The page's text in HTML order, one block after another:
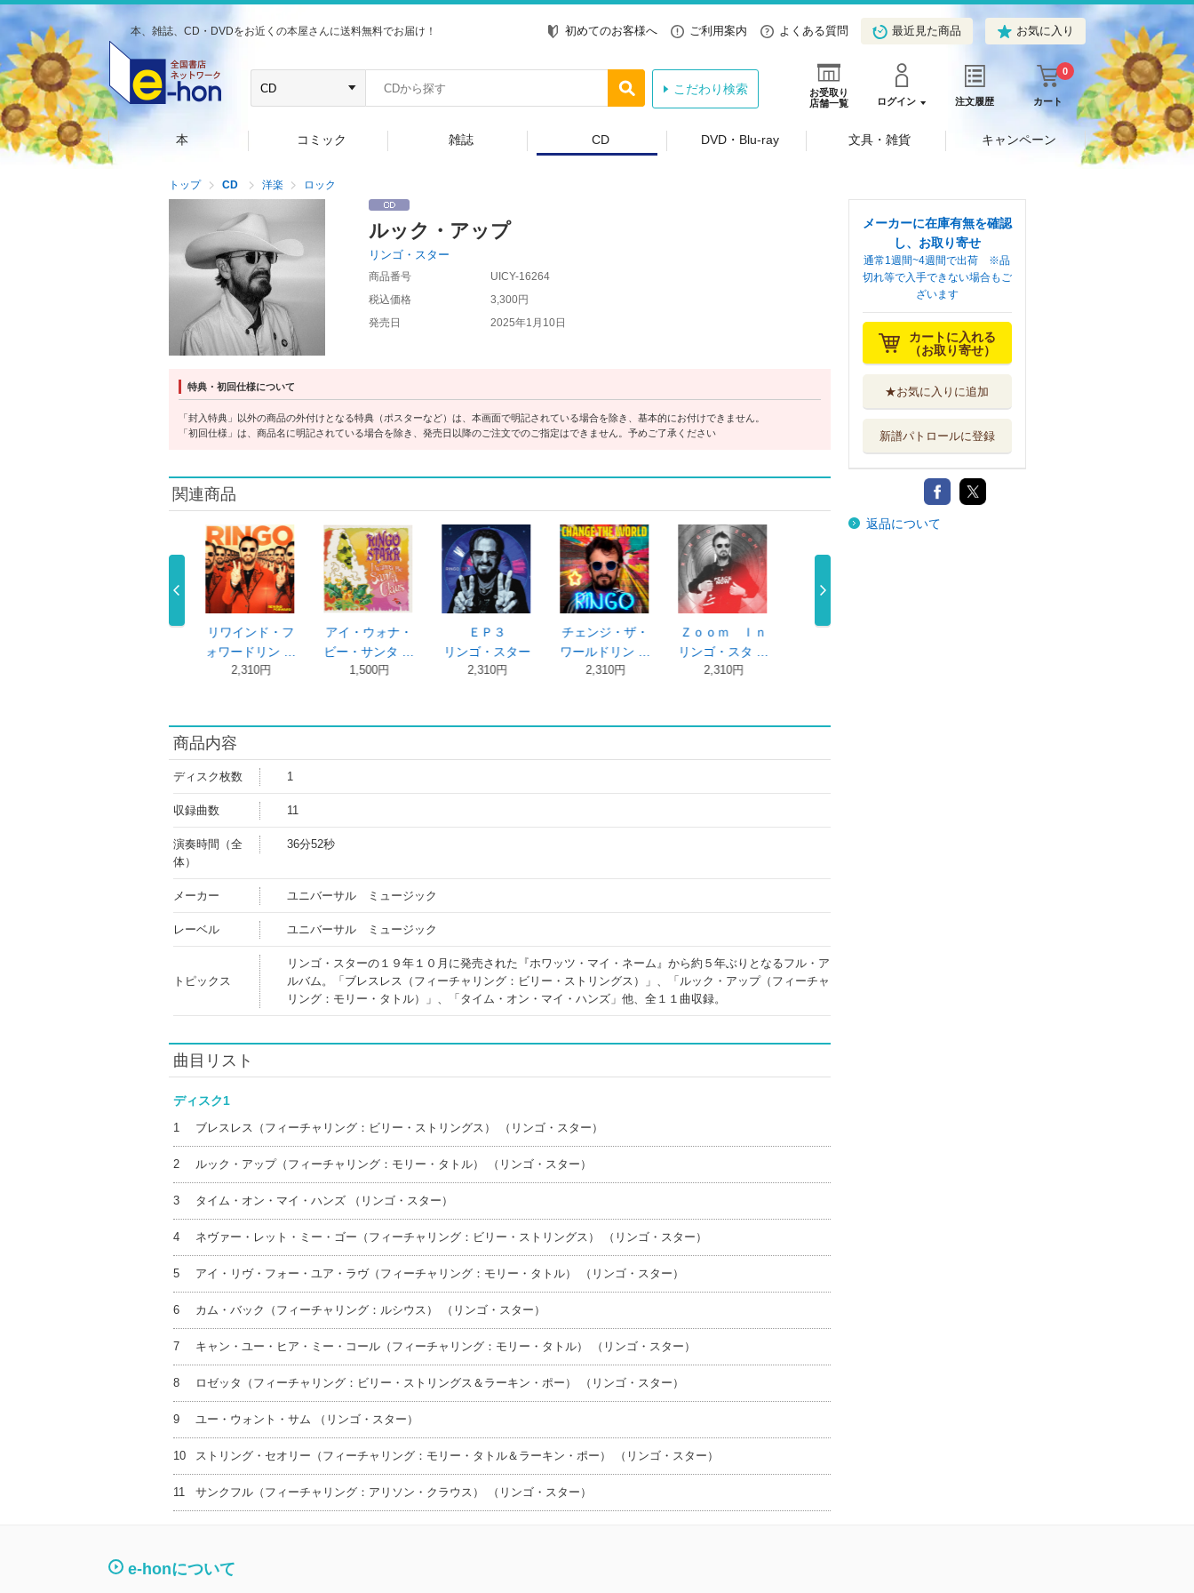
本、雑誌、CD・DVDをお近くの本屋さんに送料無料でお届け！ 初めてのお客様へ ご利用案内 よくある質問 最近見た商品 お気に入り
お受取り
店舗一覧
ログイン 注文履歴 カート
0
こだわり検索
本 コミック 雑誌 CD DVD・Blu-ray 文具・雑貨 キャンペーン
トップ CD 洋楽 ロック
ルック・アップ
リンゴ・スター
商品番号
UICY-16264
税込価格
3,300円
発売日
2025年1月10日
特典・初回仕様について
「封入特典」以外の商品の外付けとなる特典（ポスターなど）は、本画面で明記されている場合を除き、基本的にお付けできません。
「初回仕様」は、商品名に明記されている場合を除き、発売日以降のご注文でのご指定はできません。予めご了承ください
関連商品
チェンジ・ザ・
ワールドリン …
Ｚｏｏｍ Ｉｎ
リンゴ・スタ …
ホワッツ・マ
イ・ネームリン
ギヴ・モア・ラ
ヴリンゴ・ス …
フォトグラフ：
ザ・ヴェリー …
リンゴ・スター
商品内容
ディスク枚数 1
収録曲数 11
演奏時間（全
体）
36分52秒
メーカー ユニバーサル ミュージック
レーベル ユニバーサル ミュージック
トピックス
リンゴ・スターの１９年１０月に発売された『ホワッツ・マイ・ネーム』から約５年ぶりとなるフル・ア
ルバム。「ブレスレス（フィーチャリング：ビリー・ストリングス）」、「ルック・アップ（フィーチャ
リング：モリー・タトル）」、「タイム・オン・マイ・ハンズ」他、全１１曲収録。
曲目リスト
ディスク1
1 ブレスレス（フィーチャリング：ビリー・ストリングス） （リンゴ・スター）
2 ルック・アップ（フィーチャリング：モリー・タトル） （リンゴ・スター）
3 タイム・オン・マイ・ハンズ （リンゴ・スター）
4 ネヴァー・レット・ミー・ゴー（フィーチャリング：ビリー・ストリングス） （リンゴ・スター）
5 アイ・リヴ・フォー・ユア・ラヴ（フィーチャリング：モリー・タトル） （リンゴ・スター）
6 カム・バック（フィーチャリング：ルシウス） （リンゴ・スター）
7 キャン・ユー・ヒア・ミー・コール（フィーチャリング：モリー・タトル） （リンゴ・スター）
8 ロゼッタ（フィーチャリング：ビリー・ストリングス＆ラーキン・ポー） （リンゴ・スター）
9 ユー・ウォント・サム （リンゴ・スター）
10 ストリング・セオリー（フィーチャリング：モリー・タトル＆ラーキン・ポー） （リンゴ・スター）
11 サンクフル（フィーチャリング：アリソン・クラウス） （リンゴ・スター）
メーカーに在庫有無を確認
し、お取り寄せ
通常1週間~4週間で出荷 ※品
切れ等で入手できない場合もご
ざいます
カートに入れる
（お取り寄せ）
★お気に入りに追加
新譜パトロールに登録
返品について
e-honについて